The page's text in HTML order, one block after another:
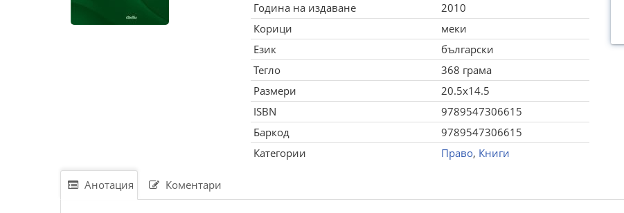
Година на издаване
2010
Корици
меки
Език
български
Тегло
368 грама
Размери
20.5x14.5
ISBN
9789547306615
Баркод
9789547306615
Категории
Право, Книги
Анотация Коментари